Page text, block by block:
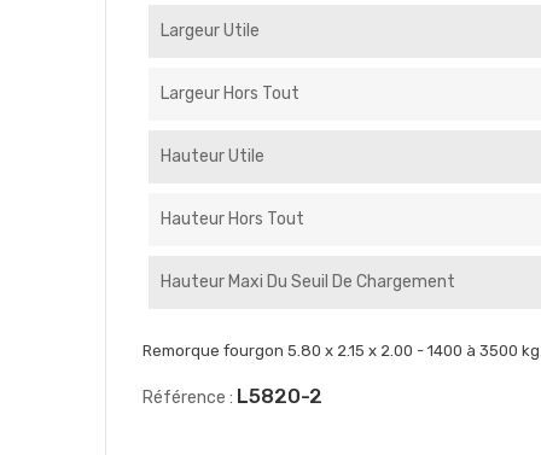
Largeur Utile
Largeur Hors Tout
Hauteur Utile
Hauteur Hors Tout
Hauteur Maxi Du Seuil De Chargement
Remorque fourgon 5.80 x 2.15 x 2.00 - 1400 à 3500
Référence : L5820-2